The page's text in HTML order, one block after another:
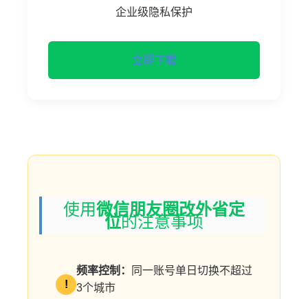
企业级隐私保护
立即下载
使用微信朋友圈改外省定
位的注意事项
!
频率控制：
同一账号单日切换不超过
3个城市